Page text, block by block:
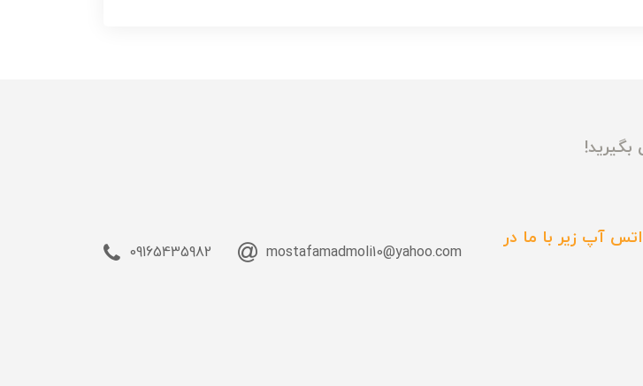
آپ زیر با ما در
mostafamadmoli10@yahoo.com
09165435982